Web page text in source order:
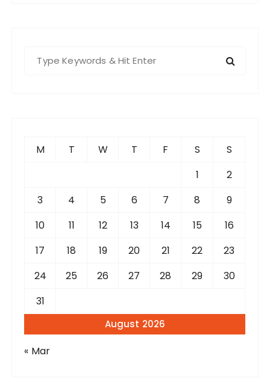
August 2026
M T W T F S
S
1
2
3
4 5 6 7 8
9
10
11 12 13 14 15
16
17
18 19 20 21 22
23
24
25 26 27 28 29
30
31
« Mar